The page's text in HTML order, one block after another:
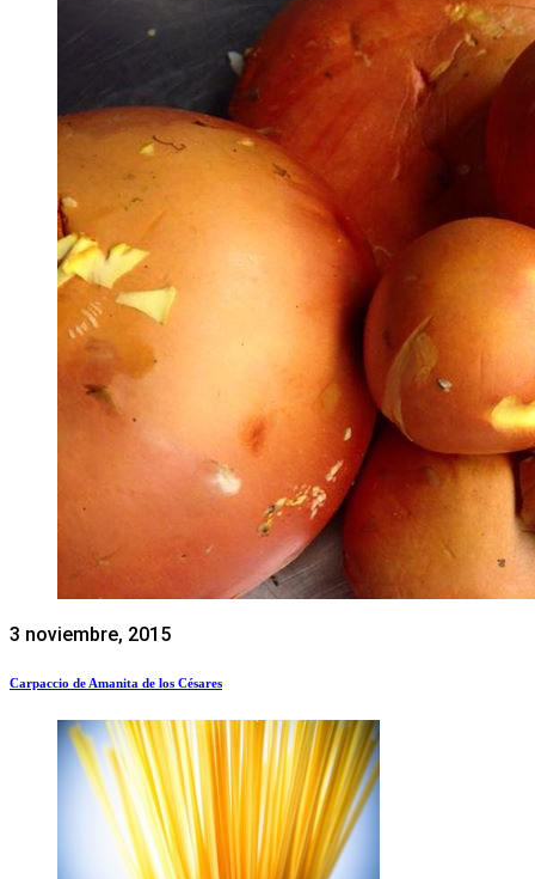
3 noviembre, 2015
Carpaccio de Amanita de los Césares